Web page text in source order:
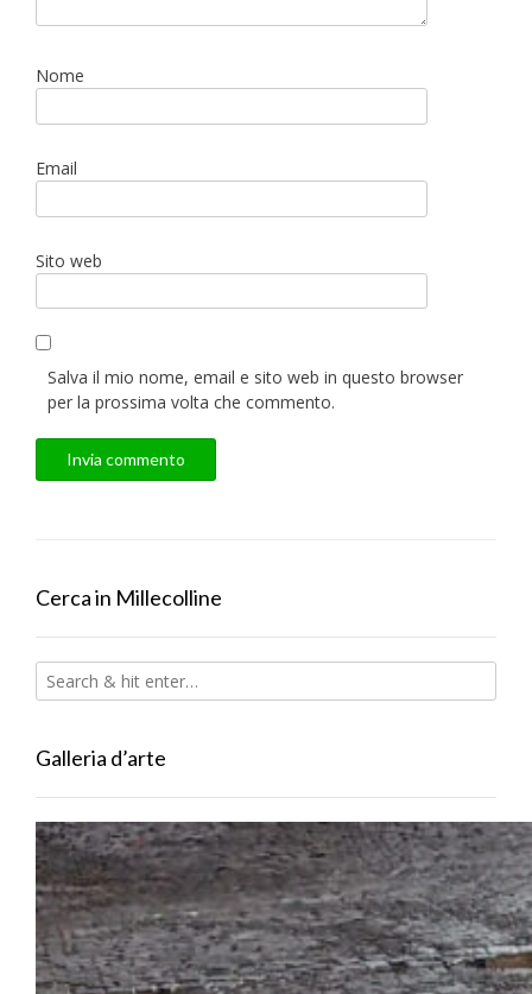
Nome
Email
Sito web
Salva il mio nome, email e sito web in questo browser
per la prossima volta che commento.
Cerca in Millecolline
Galleria d’arte